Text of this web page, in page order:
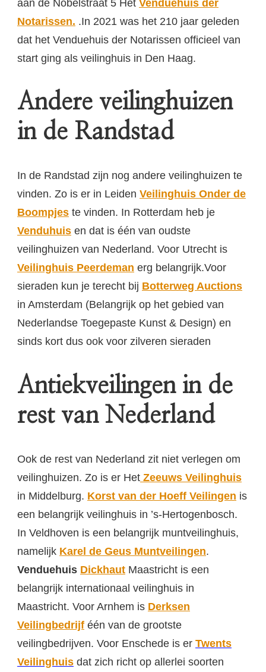
aan de Nobelstraat 5 Het Venduehuis der
Notarissen. .In 2021 was het 210 jaar geleden
dat het Venduehuis der Notarissen officieel van
start ging als veilinghuis in Den Haag.
Andere veilinghuizen
in de Randstad
In de Randstad zijn nog andere veilinghuizen te
vinden. Zo is er in Leiden Veilinghuis Onder de
Boompjes te vinden. In Rotterdam heb je
Venduhuis en dat is één van oudste
veilinghuizen van Nederland. Voor Utrecht is
Veilinghuis Peerdeman erg belangrijk.Voor
sieraden kun je terecht bij Botterweg Auctions
in Amsterdam (Belangrijk op het gebied van
Nederlandse Toegepaste Kunst & Design) en
sinds kort dus ook voor zilveren sieraden
Antiekveilingen in de
rest van Nederland
Ook de rest van Nederland zit niet verlegen om
veilinghuizen. Zo is er Het Zeeuws Veilinghuis
in Middelburg. Korst van der Hoeff Veilingen is
een belangrijk veilinghuis in ’s-Hertogenbosch.
In Veldhoven is een belangrijk muntveilinghuis,
namelijk Karel de Geus Muntveilingen.
Venduehuis Dickhaut Maastricht is een
belangrijk internationaal veilinghuis in
Maastricht. Voor Arnhem is Derksen
Veilingbedrijf één van de grootste
veilingbedrijven. Voor Enschede is er Twents
Veilinghuis dat zich richt op allerlei soorten